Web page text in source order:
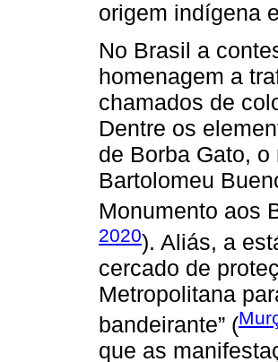
origem indígena
No Brasil a
homenagem a
chamados de
Dentre os
de Borba Gato,
Bartolomeu
Monumento aos
2020). Aliás, a
cercado de
Metropolitana
bandeirante” (
que as